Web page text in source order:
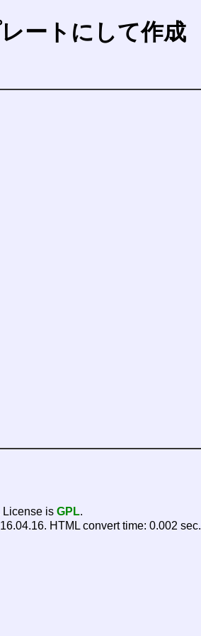
ートにして作成
License is GPL.
HTML convert time: 0.002 sec.